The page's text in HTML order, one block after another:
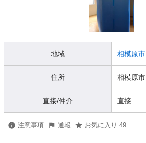
地域 相模原市
住所 相模原市
直接/仲介 直接
注意事項 通報 お気に入り 49